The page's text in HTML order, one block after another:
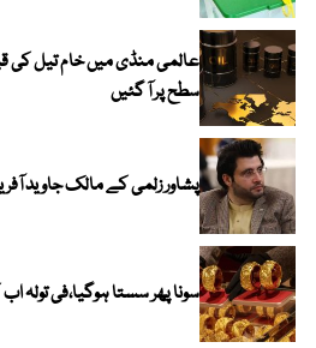
عالمی منڈی میں خام تیل کی
سطح پر آ گئیں
پشاور زلمی کے مالک جاوید
سونا پھر سستا ہوگیا،فی تولہ